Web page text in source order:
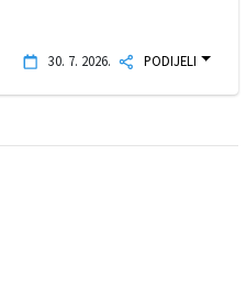
30. 7. 2026. PODIJELI